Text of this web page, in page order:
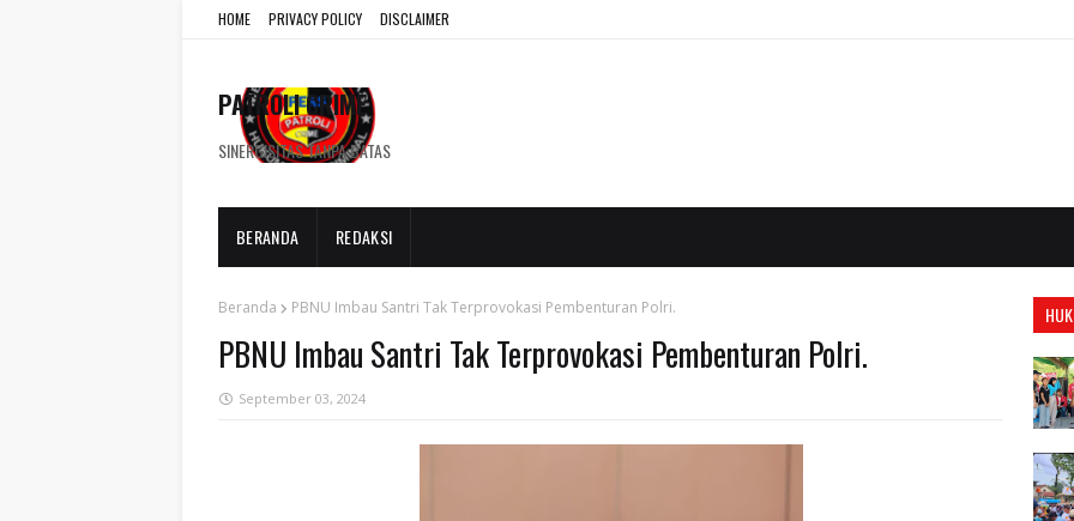
HOME PRIVACY POLICY DISCLAIMER
PATROLI CRIME
SINERGISITAS TANPA BATAS
BERANDA REDAKSI
Beranda PBNU Imbau Santri Tak Terprovokasi Pembenturan Polri.
PBNU Imbau Santri Tak Terprovokasi Pembenturan Polri.
September 03, 2024